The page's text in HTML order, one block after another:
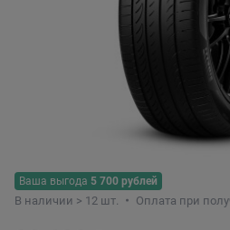
Ваша выгода 5 700 рублей
В наличии > 12 шт. Оплата при